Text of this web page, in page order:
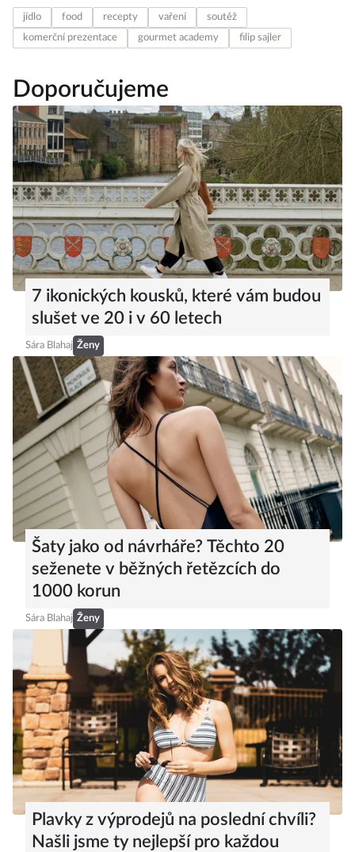
jídlo food recepty vaření
soutěž
komerční prezentace
gourmet academy filip sajler
Doporučujeme
7 ikonických kousků, které vám budou
slušet ve 20 i v 60 letech
Sára Blahaj Ženy
Šaty jako od návrháře? Těchto 20
seženete v běžných řetězcích do
1000 korun
Sára Blahaj Ženy
Plavky z výprodejů na poslední chvíli?
Našli jsme ty nejlepší pro každou